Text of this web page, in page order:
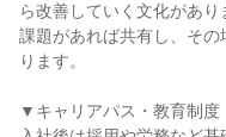
ら改善していく文化があり
課題があれば共有し、そ
ります。
▼キャリアパス・教育制度